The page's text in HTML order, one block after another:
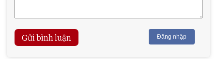
Gửi bình luận Đăng nhập